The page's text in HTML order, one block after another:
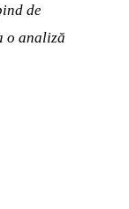
de
o analiză